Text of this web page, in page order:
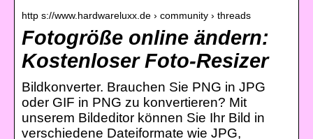
http s://www.hardwareluxx.de › community › threads
Fotogröße online ändern:
Kostenloser Foto-Resizer
Bildkonverter. Brauchen Sie PNG in JPG
oder GIF in PNG zu konvertieren? Mit
unserem Bildeditor können Sie Ihr Bild in
verschiedene Dateiformate wie JPG,